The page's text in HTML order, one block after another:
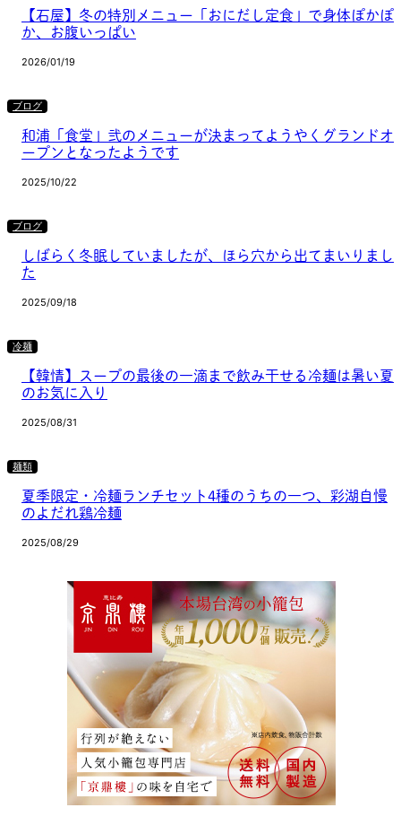
【石屋】冬の特別メニュー「おにだし定食」で身体ぽかぽ
か、お腹いっぱい
2026/01/19
ブログ
和浦「食堂」弐のメニューが決まってようやくグランドオ
ープンとなったようです
2025/10/22
ブログ
しばらく冬眠していましたが、ほら穴から出てまいりまし
た
2025/09/18
冷麺
【韓情】スープの最後の一滴まで飲み干せる冷麺は暑い夏
のお気に入り
2025/08/31
麺類
夏季限定・冷麺ランチセット4種のうちの一つ、彩湖自慢
のよだれ鶏冷麺
2025/08/29